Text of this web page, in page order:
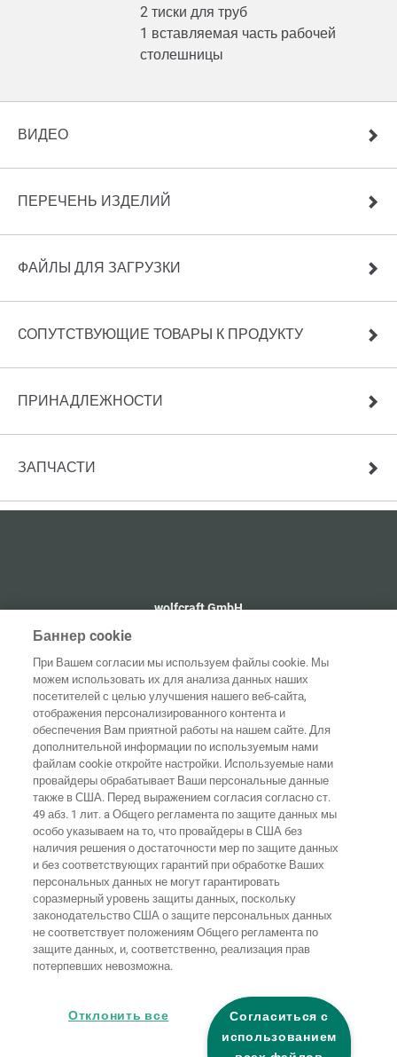
2 тиски для труб
1 вставляемая часть рабочей
столешницы
ВИДЕО
ПЕРЕЧЕНЬ ИЗДЕЛИЙ
ФАЙЛЫ ДЛЯ ЗАГРУЗКИ
CОПУТСТВУЮЩИЕ ТОВАРЫ К ПРОДУКТУ
ПРИНАДЛЕЖНОСТИ
ЗАПЧАСТИ
wolfcraft GmbH
Wolffstraße 1
56746 Kempenich
Домашняя
страница Контакты
Выходные Защита
Общие
условия
ведения
бизнеса
Правила по
файлам
"cookie"
Заявление о
безбарьерности
Баннер cookie
При Вашем согласии мы используем файлы cookie. Мы
можем использовать их для анализа данных наших
посетителей с целью улучшения нашего веб-сайта,
отображения персонализированного контента и
обеспечения Вам приятной работы на нашем сайте. Для
дополнительной информации по используемым нами
файлам cookie откройте настройки. Используемые нами
провайдеры обрабатывает Ваши персональные данные
также в США. Перед выражением согласия согласно ст.
49 абз. 1 лит. a Общего регламента по защите данных мы
особо указываем на то, что провайдеры в США без
наличия решения о достаточности мер по защите данных
и без соответствующих гарантий при обработке Ваших
персональных данных не могут гарантировать
соразмерный уровень защиты данных, поскольку
законодательство США о защите персональных данных
не соответствует положениям Общего регламента по
защите данных, и, соответственно, реализация прав
потерпевших невозможна.
Согласиться с
использованием
Отклонить все